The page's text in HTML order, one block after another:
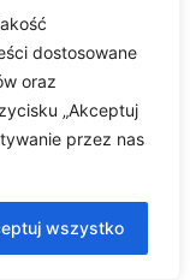
dostosowane
oraz
„Akceptuj
przez nas
wszystko
dodatki,
i bardziej
je z
bitą
z wytrawnymi
w sosie